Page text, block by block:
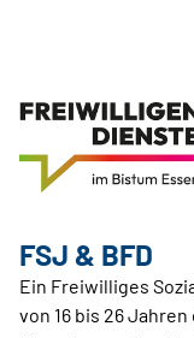
FSJ & BFD
Ein Freiwilliges
von 16 bis 26